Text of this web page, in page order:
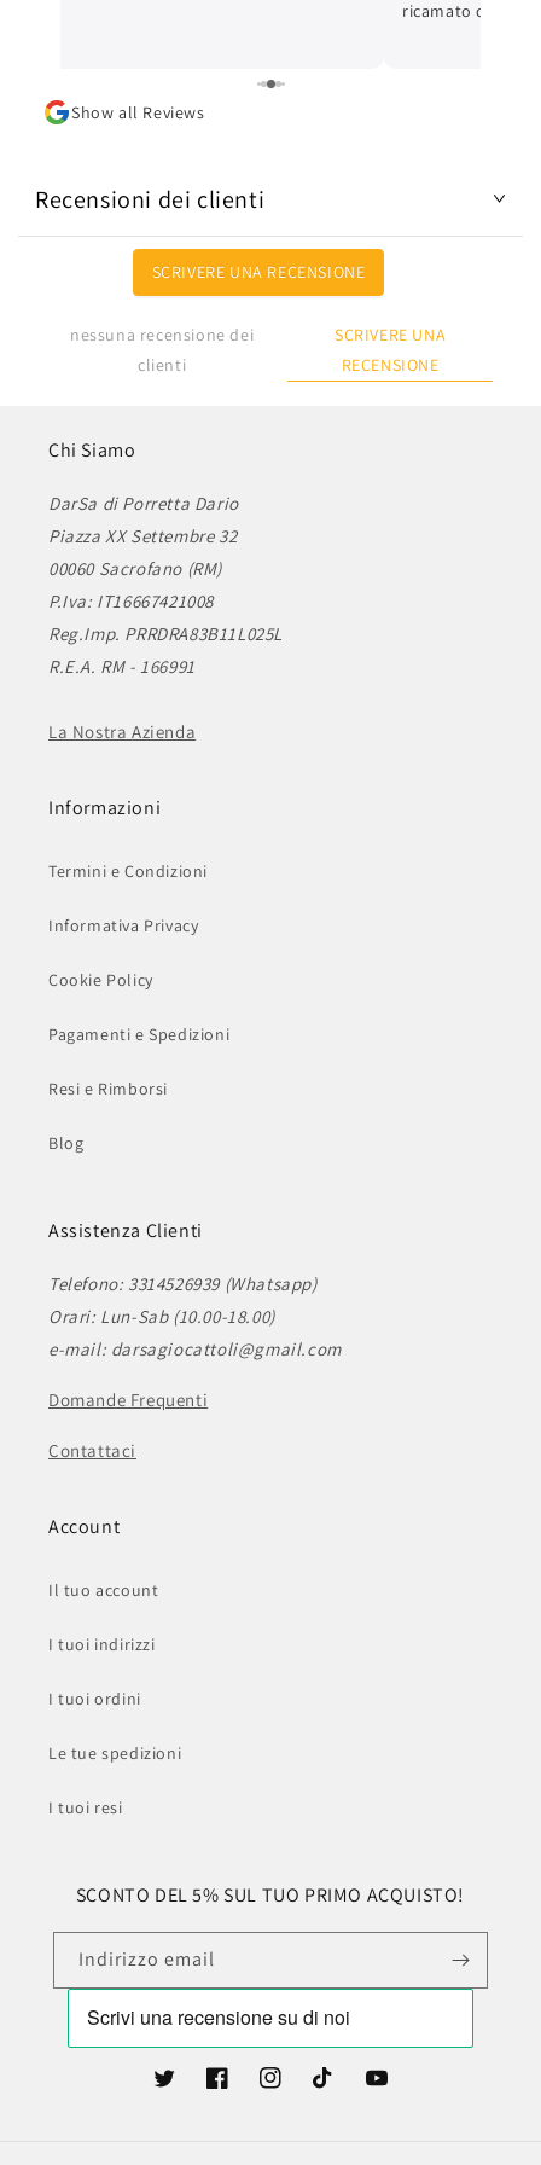
ricamato con
Show all Reviews
Recensioni dei clienti
SCRIVERE UNA RECENSIONE
nessuna recensione dei
clienti
SCRIVERE UNA
RECENSIONE
Chi Siamo
DarSa di Porretta Dario
Piazza XX Settembre 32
00060 Sacrofano (RM)
P.Iva: IT16667421008
Reg.Imp. PRRDRA83B11L025L
R.E.A. RM - 166991
La Nostra Azienda
Informazioni
Termini e Condizioni
Informativa Privacy
Cookie Policy
Pagamenti e Spedizioni
Resi e Rimborsi
Blog
Assistenza Clienti
Telefono: 3314526939 (Whatsapp)
Orari: Lun-Sab (10.00-18.00)
e-mail: darsagiocattoli@gmail.com
Domande Frequenti
Contattaci
Account
Il tuo account
I tuoi indirizzi
I tuoi ordini
Le tue spedizioni
I tuoi resi
SCONTO DEL 5% SUL TUO PRIMO ACQUISTO!
Indirizzo email
TwitterFacebookInstagramTikTok YouTube